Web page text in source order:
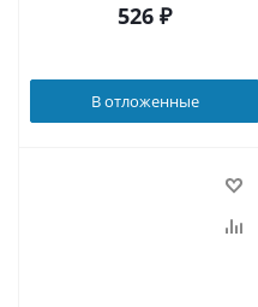
526 ₽
В отложенные